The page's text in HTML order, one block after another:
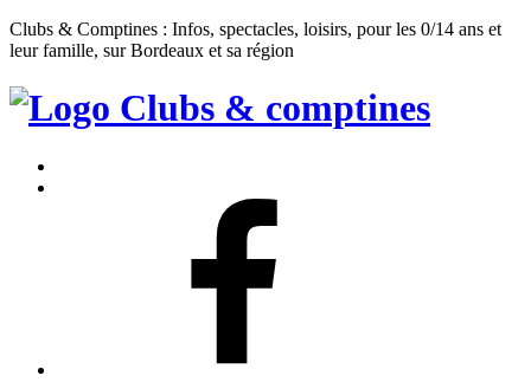
Clubs & Comptines : Infos, spectacles, loisirs, pour les 0/14 ans et
leur famille, sur Bordeaux et sa région
Clubs
Comptines